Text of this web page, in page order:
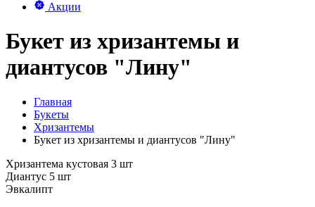
Акции
Букет из хризантемы и
диантусов "Лину"
Главная
Букеты
Хризантемы
Букет из хризантемы и диантусов "Лину"
Хризантема кустовая 3 шт
Диантус 5 шт
Эвкалипт